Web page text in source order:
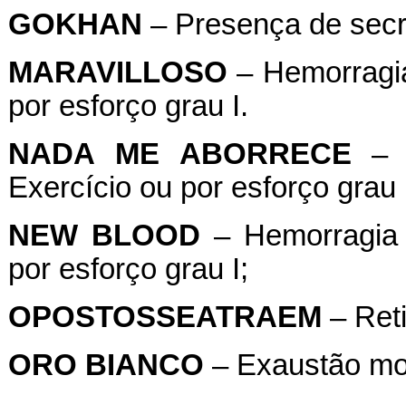
GOKHAN – Presença de
MARAVILLOSO –
por esforço grau I.
NADA
ME ABORRECE –
Exercício ou por esforço grau
NEW BLOOD –
por esforço grau I;
OPOSTOSSEATRAEM –
ORO BIANCO – Exaustão